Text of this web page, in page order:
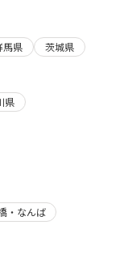
馬県
茨城県
県
・なんば